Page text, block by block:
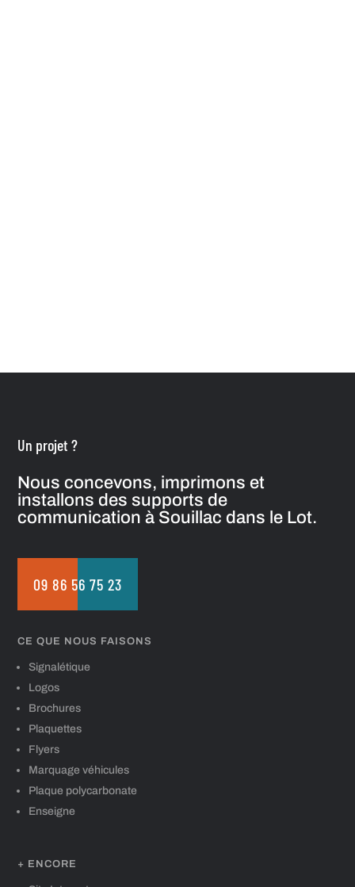
Un projet ?
Nous concevons, imprimons et
installons des supports de
communication à Souillac dans le Lot.
09 86 56 75 23
CE QUE NOUS FAISONS
Signalétique
Logos
Brochures
Plaquettes
Flyers
Marquage véhicules
Plaque polycarbonate
Enseigne
+ ENCORE